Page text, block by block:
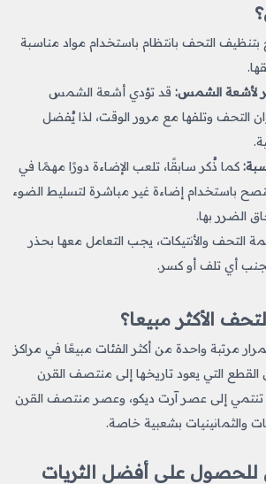
التحف بانتظام باستخدام مواد مناسبة
لأشعة الشمس: قد تؤدي أشعة الشمس
التحف وتلفها مع مرور الوقت، لذا يُفضل
كما ذُكر سابقًا، تلعب الإضاءة دورًا مهمًا في
باستخدام إضاءة غير مباشرة لتسليط الضوء
الضرر بها.
التحف والأنتيكات، يجب التعامل معها بحذر
أي تلف أو كسر.
مرتبة واحدة من أكثر الفئات مبيعًا في مراكز
القطع التي يعود تاريخها إلى منتصف القرن
تنتمي إلى عصر آرت ديكو، وعصر منتصف القرن
والثمانينيات بشعبية خاصة.
للحصول على أفضل الثريات